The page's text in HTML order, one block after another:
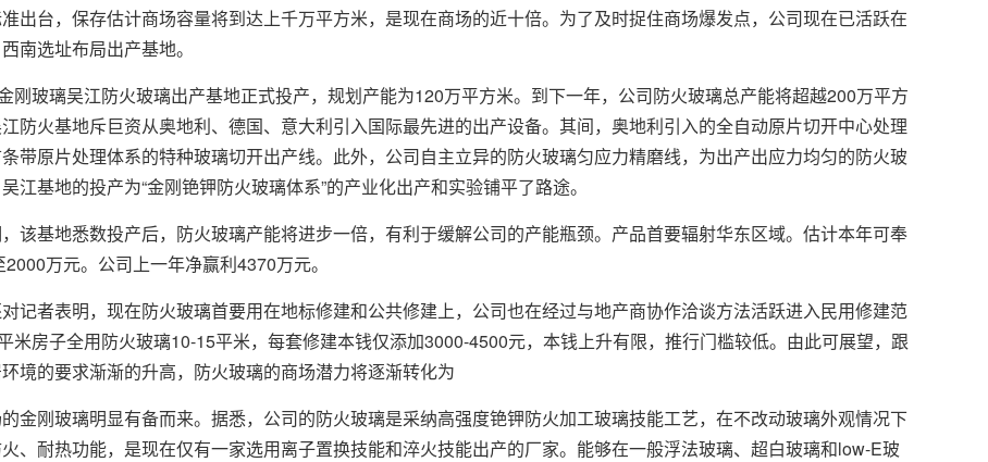
出台，保存估计商场容量将到达上千万平方米，是现在商场的近十倍。为了及时捉住商场爆发点，公司现在已活跃在
南选址布局出产基地。
玻璃吴江防火玻璃出产基地正式投产，规划产能为120万平方米。到下一年，公司防火玻璃总产能将超越200万平方
防火基地斥巨资从奥地利、德国、意大利引入国际最先进的出产设备。其间，奥地利引入的全自动原片切开中心处理
带原片处理体系的特种玻璃切开出产线。此外，公司自主立异的防火玻璃匀应力精磨线，为出产出应力均匀的防火玻
江基地的投产为“金刚铯钾防火玻璃体系”的产业化出产和实验铺平了路途。
基地悉数投产后，防火玻璃产能将进步一倍，有利于缓解公司的产能瓶颈。产品首要辐射华东区域。估计本年可奉
万元。公司上一年净赢利4370万元。
者表明，现在防火玻璃首要用在地标修建和公共修建上，公司也在经过与地产商协作洽谈方法活跃进入民用修建范
米房子全用防火玻璃10-15平米，每套修建本钱仅添加3000-4500元，本钱上升有限，推行门槛较低。由此可展望，跟
境的要求渐渐的升高，防火玻璃的商场潜力将逐渐转化为
刚玻璃明显有备而来。据悉，公司的防火玻璃是采纳高强度铯钾防火加工玻璃技能工艺，在不改动玻璃外观情况下
、耐热功能，是现在仅有一家选用离子置换技能和淬火技能出产的厂家。能够在一般浮法玻璃、超白玻璃和low-E玻